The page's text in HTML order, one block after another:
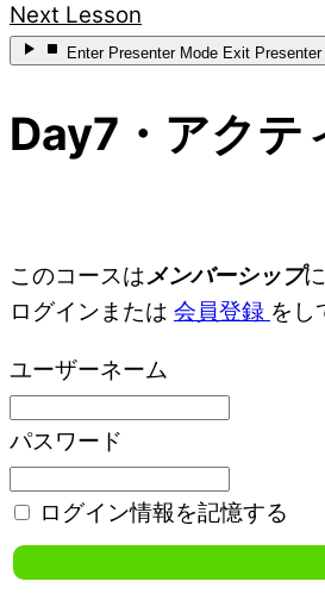
Next Lesson
Enter Presenter Mode Exit
Day7・アクテ
このコースはメンバーシップ
ログインまたは 会員登録 をし
ユーザーネーム
パスワード
ログイン情報を記憶する